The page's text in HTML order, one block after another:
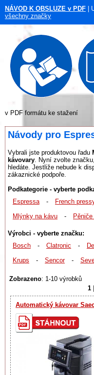
NÁVOD K OBSLUZE v PDF |
všechny značky
v PDF formátu ke stažení
Návody pro
Vybrali jste produktovou řadu
kávovary . Nyní zvolte
hledáte. Jestliže nebude k
zákaznické podpoře.
Podkategorie - vyberte
Espressa
- French
Mlýnky na kávu
-
Výrobci - vyberte značku:
Bosch
- Clatronic -
Krups
- Sencor -
Zobrazeno: 1-10 výrobků
1 |
Automatický kávovar